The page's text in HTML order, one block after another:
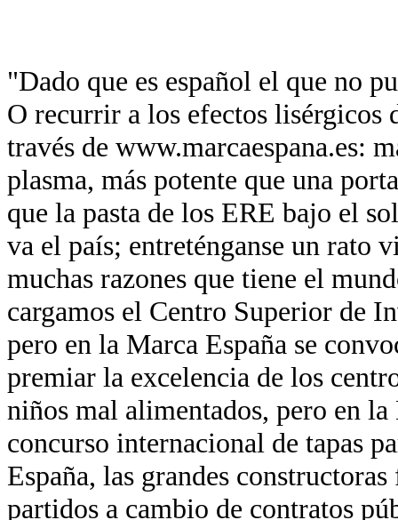
"Dado que es español el que no
O recurrir a los efectos lisérgicos
través de www.marcaespana.es:
plasma, más potente que una
que la pasta de los ERE bajo el
va el país; entreténganse un rato
muchas razones que tiene el
cargamos el Centro Superior de
pero en la Marca España se
premiar la excelencia de los
niños mal alimentados, pero en
concurso internacional de tapas
España, las grandes
partidos a cambio de contratos